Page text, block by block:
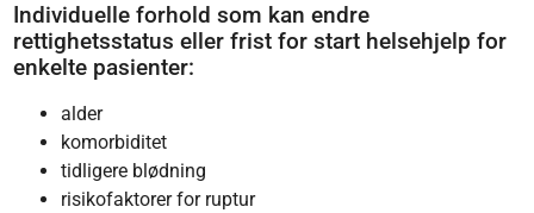
Individuelle forhold som kan endre
rettighetsstatus eller frist for start helsehjelp for
enkelte pasienter:
alder
komorbiditet
tidligere blødning
risikofaktorer for ruptur